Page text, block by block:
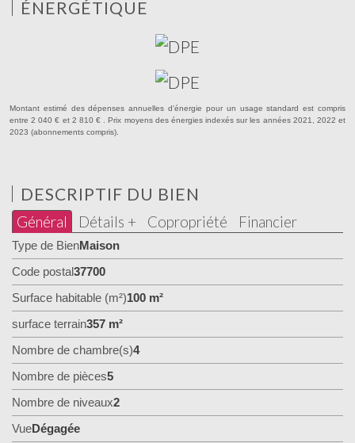
ÉNERGÉTIQUE
Montant estimé des dépenses annuelles d'énergie pour un usage standard est compris
entre 2 040 € et 2 810 € . Prix moyens des énergies indexés sur les années 2021, 2022 et
2023 (abonnements compris).
DESCRIPTIF DU BIEN
Général Détails + Copropriété Financier
Type de BienMaison
Code postal37700
Surface habitable (m²)100 m²
surface terrain357 m²
Nombre de chambre(s)4
Nombre de pièces5
Nombre de niveaux2
VueDégagée